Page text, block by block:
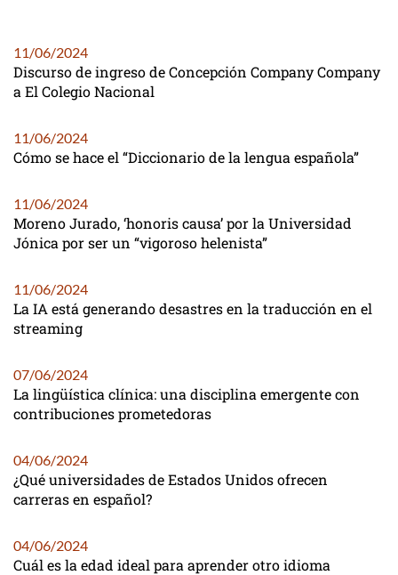
11/06/2024
Discurso de ingreso de Concepción Company Company
a El Colegio Nacional
11/06/2024
Cómo se hace el “Diccionario de la lengua española”
11/06/2024
Moreno Jurado, ‘honoris causa’ por la Universidad
Jónica por ser un “vigoroso helenista”
11/06/2024
La IA está generando desastres en la traducción en el
streaming
07/06/2024
La lingüística clínica: una disciplina emergente con
contribuciones prometedoras
04/06/2024
¿Qué universidades de Estados Unidos ofrecen
carreras en español?
04/06/2024
Cuál es la edad ideal para aprender otro idioma